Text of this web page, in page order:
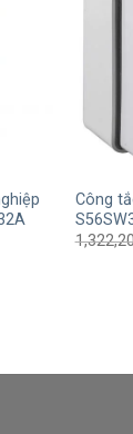
Công